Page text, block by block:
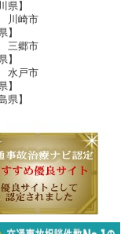
県】
川崎市
】
三郷市
】
水戸市
】
県】